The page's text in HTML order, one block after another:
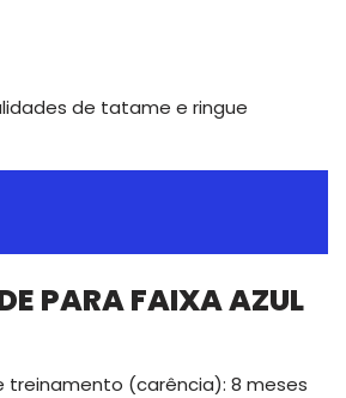
de tatame e ringue
PARA FAIXA AZUL
treinamento (carência): 8 meses